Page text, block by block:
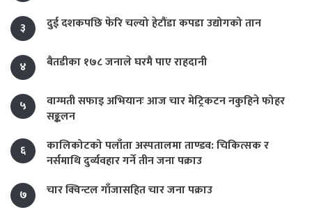
३ दुई दशकपछि फेरि चल्यो हेटौंडा कपडा उद्योगको तान
४ बैतडीका १७८ जनाले घरमै पाए राहदानी
५
वाग्मती सफाइ अभियानः आज चार मेट्रिकटन नकुहिने फोहर
सङ्कलन
६
कालिकोटको पलाँता अस्पतालमा ताण्डव: चिकित्सक र
नर्समाथि दुर्व्यवहार गर्ने तीन जना पक्राउ
७
चार क्विन्टल गाँजासहित चार जना पक्राउ